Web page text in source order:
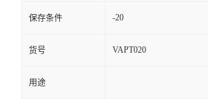
保存条件 -20
货号 VAPT020
用途